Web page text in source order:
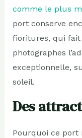
comme le plus
port conserve
fioritures, qui fait
photographes
exceptionnelle,
soleil.
Des
Pourquoi ce